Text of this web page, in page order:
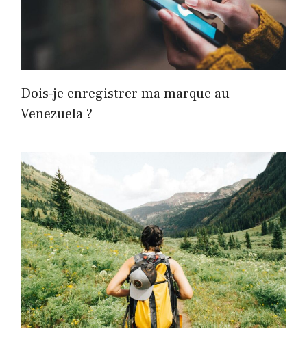
Dois-je enregistrer ma marque au
Venezuela ?